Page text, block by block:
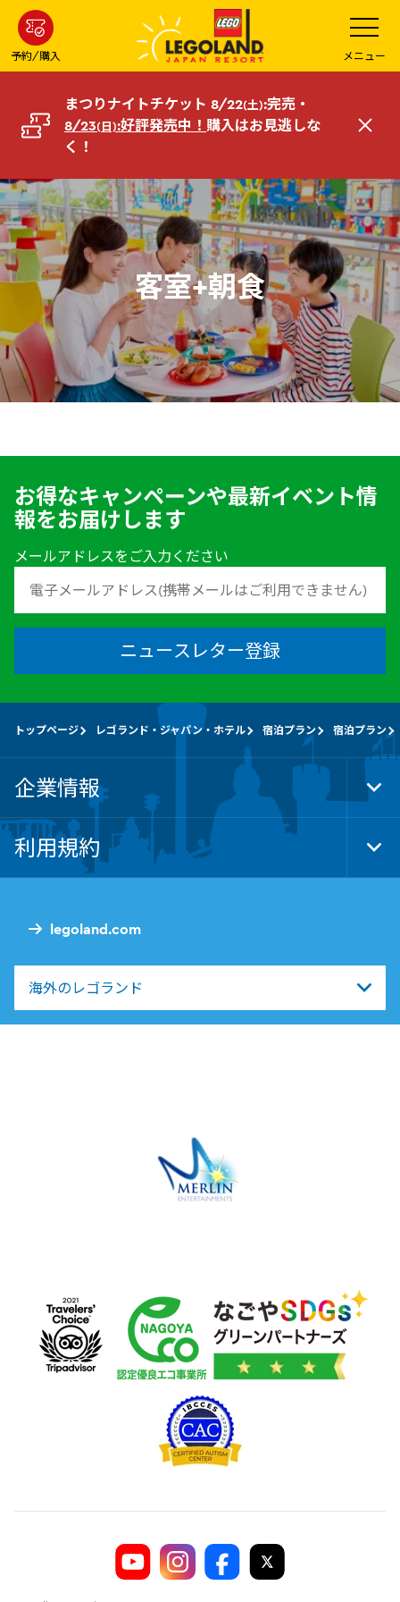
ン
コ
へ
予約/購入
メ
ニ
ュ
ー
を
開
メニュー
まつりナイトチケット 8/22(土):完売・
8/23(日):好評発売中！ 購入はお見逃しな
く！
閉
客室+朝食
お得なキャンペーンや最新イベント情
報をお届けします
メールアドレスをご入力ください
ニュースレター登録
legoland.com
海外のレゴランド
トップページ レゴランド・ジャパン・ホテル 宿泊プラン 宿泊プラン
企業情報
利用規約